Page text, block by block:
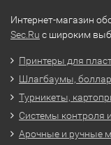
Интернет-магазин
Sec.Ru с широким
Принтеры для
Шлагбаумы,
Турникеты,
Системы контроля
Арочные и ручные